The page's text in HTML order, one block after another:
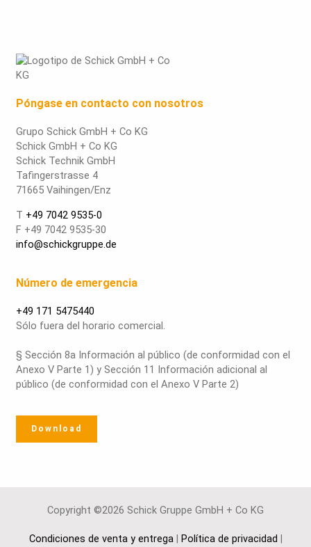
Póngase en contacto con nosotros
Grupo Schick GmbH + Co KG
Schick GmbH + Co KG
Schick Technik GmbH
Tafingerstrasse 4
71665 Vaihingen/Enz
T +49 7042 9535-0
F +49 7042 9535-30
info@schickgruppe.de
Número de emergencia
+49 171 5475440
Sólo fuera del horario comercial.
§ Sección 8a Información al público (de conformidad con el
Anexo V Parte 1) y Sección 11 Información adicional al
público (de conformidad con el Anexo V Parte 2)
Download
Copyright ©2026 Schick Gruppe GmbH + Co KG
Condiciones de venta y entrega| Política de privacidad |